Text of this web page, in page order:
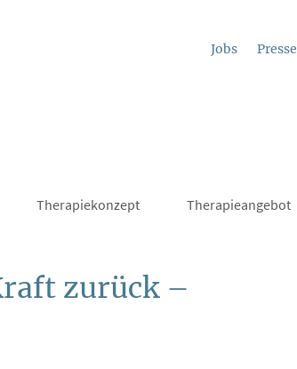
Jobs Presse
Therapiekonzept Therapieangebot
zurück –